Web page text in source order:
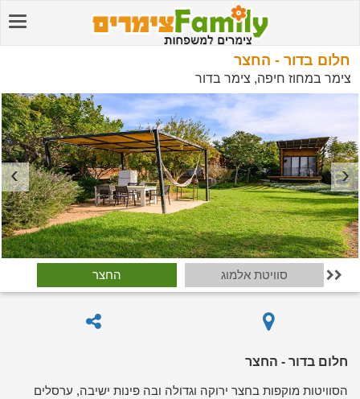
חלום בדור - החצר
צימר במחוז חיפה, צימר בדור
סוויטת אלמוג החצר 
חלום בדור - החצר
הסוויטות מוקפות בחצר ירוקה וגדולה ובה פינות ישיבה, ערסלים